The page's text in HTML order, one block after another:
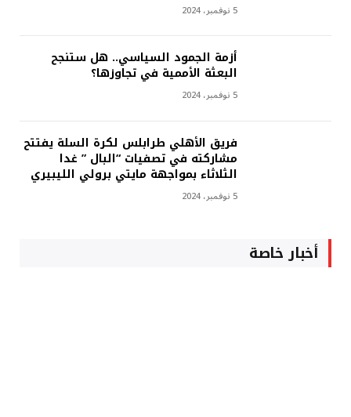
5 نوفمبر، 2024
أزمة الجمود السياسي.. هل ستنجح
البعثة الأممية في تجاوزها؟
5 نوفمبر، 2024
فريق الأهلي طرابلس لكرة السلة يفتتح
مشاركته في تصفيات “البال ” غدا
الثلاثاء بمواجهة مايتي برولي الليبيري
5 نوفمبر، 2024
أخبار خاصة